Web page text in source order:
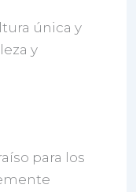
única y
y
para los